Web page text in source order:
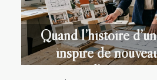
Quand l’histoire
inspire de